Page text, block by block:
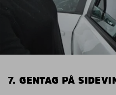
7. GENTAG PÅ